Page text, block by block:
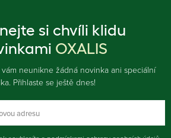
si chvíli klidu
OXALIS
neunikne žádná novinka ani speciální
Přihlaste se ještě dnes!